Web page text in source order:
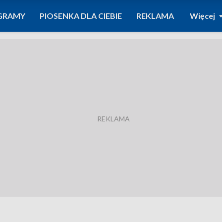
PIOSENKA DLA CIEBIE REKLAMA Więcej